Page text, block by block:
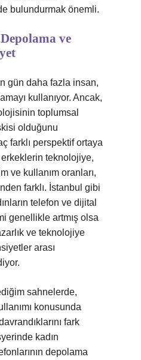
bulundurmak önemli.
ve
gün daha fazla insan,
kullanıyor. Ancak,
toplumsal
olduğunu
farklı perspektif ortaya
erkeklerin teknolojiye,
ve kullanım oranları,
farklı. İstanbul gibi
telefon ve dijital
genellikle artmış olsa
ve teknolojiye
arası
sahnelerde,
konusunda
fark
kadın
depolama